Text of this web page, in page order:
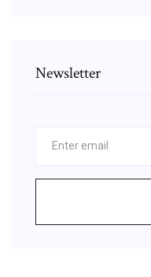
Newsletter